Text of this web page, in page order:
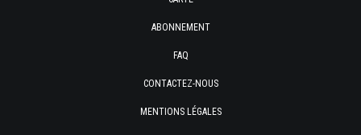
ABONNEMENT
FAQ
CONTACTEZ-NOUS
MENTIONS LÉGALES